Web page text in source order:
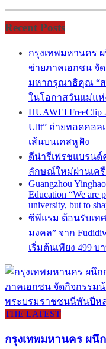
Recent Posts
กรุงเทพมหานคร
ข่ายภาคเอกชน จั
มหากรุณาธิคุณ “ส
ในโอกาสวันแม่แห่
HUAWEI
Ulit” ถ่ายทอดคอลเ
เส้นบนเคสหูฟัง
ดีน่ารีเฟรชแบรนด์
ลักษณ์ใหม่ผ่านเครื
Guangzhou
Education “We are
university, but to
ซีพีแรม ต้อนรับเท
มงคล” จาก
เริ่มต้นเพียง 499 บ
THE LATEST
กรุงเทพมหานคร ผนึ